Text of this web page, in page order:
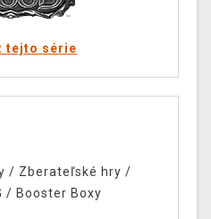
tejto série
/ Zberateľské hry /
/ Booster Boxy